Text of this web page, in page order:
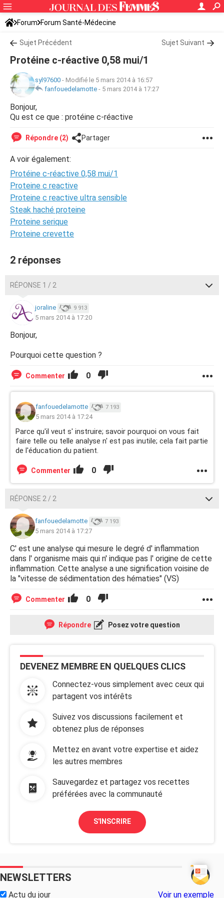
Forum Forum Santé-Médecine
Symptômes et maladies courantes
Sujet Précédent Sujet Suivant
Protéine c-réactive 0,58 mui/1
syl97600 - Modifié le 5 mars 2014 à 16:57
fanfouedelamotte - 5 mars 2014 à 17:27
Bonjour,
Qu est ce que : protéine c-réactive
Répondre (2) Partager
A voir également:
Protéine c-réactive 0,58 mui/1
Proteine c reactive
Proteine c reactive ultra sensible
Steak haché proteine
Proteine serique
Proteine crevette
2 réponses
RÉPONSE 1 / 2
joraline 9 913
5 mars 2014 à 17:20
Bonjour,
Pourquoi cette question ?
Commenter 0
fanfouedelamotte 7 193
5 mars 2014 à 17:24
Parce qu'il veut s' instruire; savoir pourquoi on vous fait
faire telle ou telle analyse n' est pas inutile; cela fait partie
de l'éducation du patient.
Commenter 0
RÉPONSE 2 / 2
fanfouedelamotte 7 193
5 mars 2014 à 17:27
C' est une analyse qui mesure le degré d' inflammation
dans l' organisme mais qui n' indique pas l' origine de cette
inflammation. Cette analyse a une signification voisine de
la "vitesse de sédimentation des hématies" (VS)
Commenter 0
Répondre Posez votre question
DEVENEZ MEMBRE EN QUELQUES CLICS
Connectez-vous simplement avec ceux qui
partagent vos intérêts
Suivez vos discussions facilement et
obtenez plus de réponses
Mettez en avant votre expertise et aidez
les autres membres
Sauvegardez et partagez vos recettes
préférées avec la communauté
S'INSCRIRE
NEWSLETTERS
Actu du jour Voir un exemple